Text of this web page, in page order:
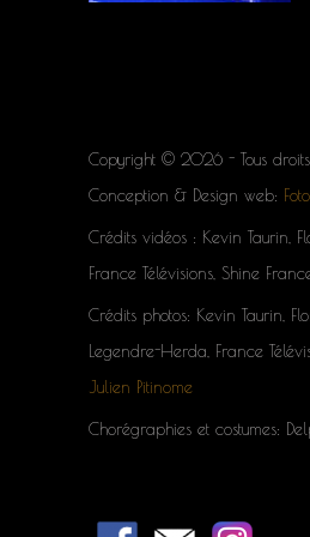
Copyright © 2026 - Tous droits
Conception & Design web:
Crédits vidéos : Kevin Taurin,
France Télévisions, Shine
Crédits photos: Kevin Taurin,
Legendre-Herda, France
Julien Pitinome
Chorégraphies et costumes: